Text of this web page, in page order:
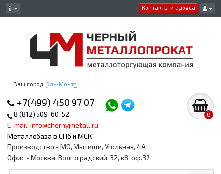
Контакты и адреса
Ваш город: Эль-Монте
+7(499) 450 97 07
8 (812) 509-60-52
E-mail: info@chernyjmetall.ru
Металлобаза в СПб и МСК
0
Производство - МО, Мытищи, Угольная, 4А
Офис - Москва, Волгоградский, 32, к8, оф.37